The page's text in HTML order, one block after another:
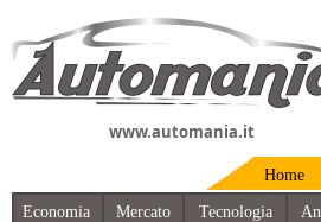
www.automania.it
Home
Economia Mercato Tecnologia